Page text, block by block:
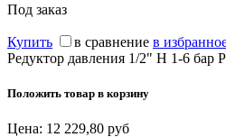
Под заказ
Купить в сравнение в
Редуктор давления 1/2" Н 1-6 бар
Положить товар в корзину
Цена: 12 229,80 руб